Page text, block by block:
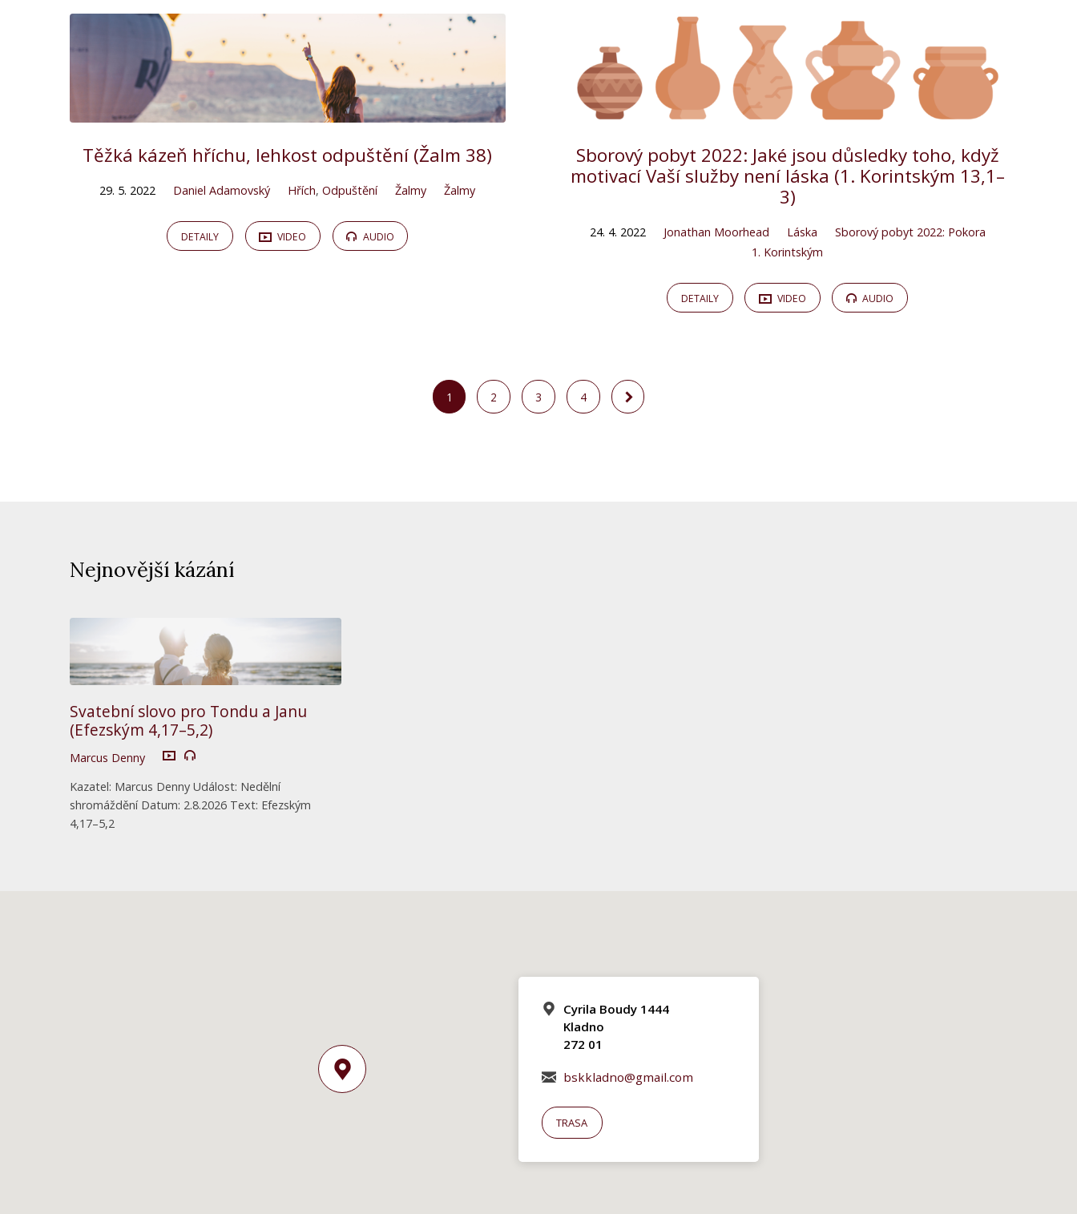
Těžká kázeň hříchu, lehkost odpuštění (Žalm 38)
29. 5. 2022 Daniel Adamovský Hřích,Odpuštění Žalmy Žalmy
DETAILY VIDEO AUDIO
Sborový pobyt 2022: Jaké jsou důsledky toho, když
motivací Vaší služby není láska (1. Korintským 13,1–
3)
24. 4. 2022 Jonathan Moorhead Láska
Sborový pobyt 2022: Pokora
1. Korintským
DETAILY VIDEO AUDIO
1 2 3 4
Nejnovější kázání
Svatební slovo pro Tondu a Janu
(Efezským 4,17–5,2)
Marcus Denny
Kazatel: Marcus Denny Událost: Nedělní
shromáždění Datum: 2.8.2026 Text: Efezským
4,17–5,2
Cyrila Boudy 1444
Kladno
272 01
bskkladno@gmail.com
TRASA